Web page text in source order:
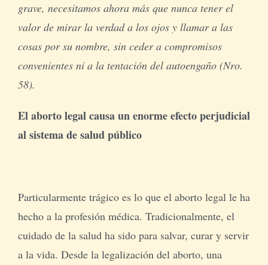
grave, necesitamos ahora más que nunca tener el
valor de mirar la verdad a los ojos y llamar a las
cosas por su nombre, sin ceder a compromisos
convenientes ni a la tentación del autoengaño (Nro.
58).
El aborto legal causa un enorme efecto perjudicial
al sistema de salud público
Particularmente trágico es lo que el aborto legal le ha
hecho a la profesión médica. Tradicionalmente, el
cuidado de la salud ha sido para salvar, curar y servir
a la vida. Desde la legalización del aborto, una